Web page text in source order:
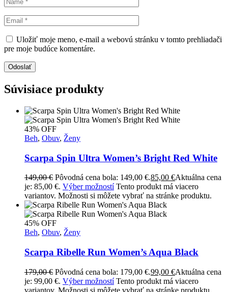
Uložiť moje meno, e-mail a webovú stránku v tomto prehliadači
pre moje budúce komentáre.
Odoslať
Súvisiace produkty
43% OFF
Beh, Obuv, Ženy
Scarpa Spin Ultra Women’s Bright Red White
149,00€ Pôvodná cena bola: 149,00 €.85,00 €Aktuálna cena
je: 85,00 €. Výber možností Tento produkt má viacero
variantov. Možnosti si môžete vybrať na stránke produktu.
45% OFF
Beh, Obuv, Ženy
Scarpa Ribelle Run Women’s Aqua Black
179,00€ Pôvodná cena bola: 179,00 €.99,00 €Aktuálna cena
je: 99,00 €. Výber možností Tento produkt má viacero
variantov. Možnosti si môžete vybrať na stránke produktu.